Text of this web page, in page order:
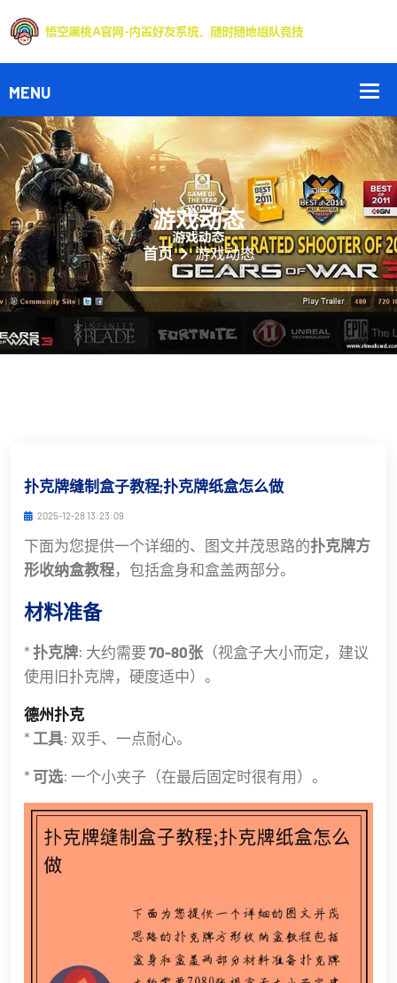
游戏动态
首页 游戏动态
扑克牌缝制盒子教程;扑克牌纸盒怎么做
2025-12-28 13:23:09
下面为您提供一个详细的、图文并茂思路的扑克牌方
形收纳盒教程，包括盒身和盒盖两部分。
材料准备
* 扑克牌: 大约需要 70-80张 （视盒子大小而定，建议
使用旧扑克牌，硬度适中）。
德州扑克
* 工具: 双手、一点耐心。
* 可选: 一个小夹子（在最后固定时很有用）。